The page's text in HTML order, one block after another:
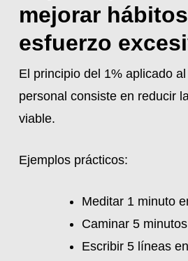
mejorar
esfuerzo
El principio del 1% aplicado
personal consiste en reducir
viable.
Ejemplos prácticos:
Meditar 1 minuto
Caminar 5
Escribir 5 líneas